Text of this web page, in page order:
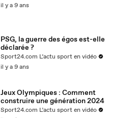
il y a 9 ans
PSG, la guerre des égos est-elle
déclarée ?
Sport24.com L’actu sport en vidéo
il y a 9 ans
Jeux Olympiques : Comment
construire une génération 2024
Sport24.com L’actu sport en vidéo